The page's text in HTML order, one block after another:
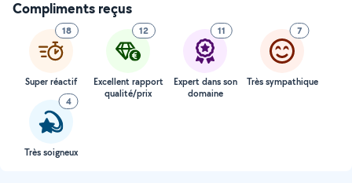
Compliments reçus
18
Super réactif
12
Excellent rapport
qualité/prix
11
Expert dans son
domaine
7
Très sympathique
4
Très soigneux